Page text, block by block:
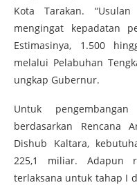
Kota Tarakan.
mengingat kepadatan
Estimasinya, 1.500
melalui Pelabuhan
ungkap Gubernur.
Untuk
berdasarkan Rencana
Dishub Kaltara,
225,1 miliar. Adapun
terlaksana untuk tahap I